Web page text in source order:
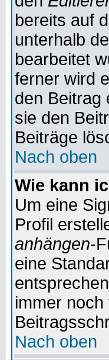
bereits auf
unterhalb
bearbeitet
ferner wird
den Beitrag
sie den
Beiträge
Nach oben
Wie kann
Um eine
Profil
anhängen-
eine
immer
Nach oben